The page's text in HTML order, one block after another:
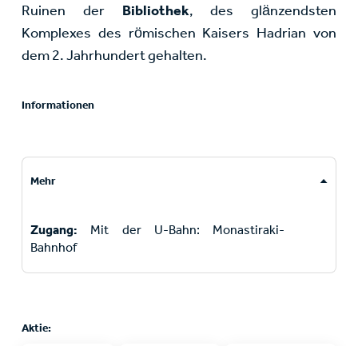
Ruinen der Bibliothek, des glänzendsten
Komplexes des römischen Kaisers Hadrian von
dem 2. Jahrhundert gehalten.
Informationen
Mehr
Zugang: Mit der U-Bahn: Monastiraki-
Bahnhof
Aktie: